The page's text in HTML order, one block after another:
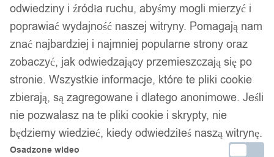
odwiedziny i źródła ruchu, abyśmy mogli mierzyć i
poprawiać wydajność naszej witryny. Pomagają nam
znać najbardziej i najmniej popularne strony oraz
zobaczyć, jak odwiedzający przemieszczają się po
stronie. Wszystkie informacje, które te pliki cookie
zbierają, są zagregowane i dlatego anonimowe. Jeśli
nie pozwalasz na te pliki cookie i skrypty, nie
będziemy wiedzieć, kiedy odwiedziłeś naszą witrynę.
Osadzone wideo